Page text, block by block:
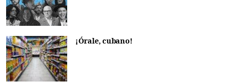
¡Órale, cubano!